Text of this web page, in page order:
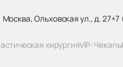
Москва, Ольховская ул., д. 27+7
хирургияVIP-Чекапы